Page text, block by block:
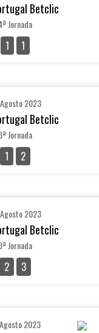
Betclic
Jornada
1 1
2023
Betclic
Jornada
1 2
2023
Betclic
Jornada
2 3
2023